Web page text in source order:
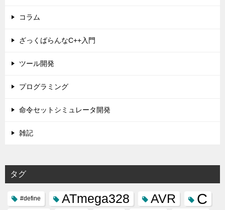
コラム
ざっくばらんなC++入門
ツール開発
プログラミング
命令セットシミュレータ開発
雑記
タグ
#define ATmega328 AVR C